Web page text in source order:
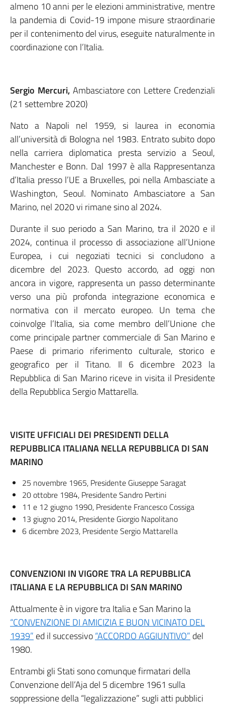
almeno 10 anni per le elezioni amministrative, mentre
la pandemia di Covid-19 impone misure straordinarie
per il contenimento del virus, eseguite naturalmente in
coordinazione con l’Italia.
Sergio Mercuri, Ambasciatore con Lettere Credenziali
(21 settembre 2020)
Nato a Napoli nel 1959, si laurea in economia
all’università di Bologna nel 1983. Entrato subito dopo
nella carriera diplomatica presta servizio a Seoul,
Manchester e Bonn. Dal 1997 è alla Rappresentanza
d’Italia presso l’UE a Bruxelles, poi nella Ambasciate a
Washington, Seoul. Nominato Ambasciatore a San
Marino, nel 2020 vi rimane sino al 2024.
Durante il suo periodo a San Marino, tra il 2020 e il
2024, continua il processo di associazione all’Unione
Europea, i cui negoziati tecnici si concludono a
dicembre del 2023. Questo accordo, ad oggi non
ancora in vigore, rappresenta un passo determinante
verso una più profonda integrazione economica e
normativa con il mercato europeo. Un tema che
coinvolge l’Italia, sia come membro dell’Unione che
come principale partner commerciale di San Marino e
Paese di primario riferimento culturale, storico e
geografico per il Titano. Il 6 dicembre 2023 la
Repubblica di San Marino riceve in visita il Presidente
della Repubblica Sergio Mattarella.
VISITE UFFICIALI DEI PRESIDENTI DELLA
REPUBBLICA ITALIANA NELLA REPUBBLICA DI SAN
MARINO
25 novembre 1965, Presidente Giuseppe Saragat
20 ottobre 1984, Presidente Sandro Pertini
11 e 12 giugno 1990, Presidente Francesco Cossiga
13 giugno 2014, Presidente Giorgio Napolitano
6 dicembre 2023, Presidente Sergio Mattarella
CONVENZIONI IN VIGORE TRA LA REPUBBLICA
ITALIANA E LA REPUBBLICA DI SAN MARINO
Attualmente è in vigore tra Italia e San Marino la
“CONVENZIONE DI AMICIZIA E BUON VICINATO DEL
1939” ed il successivo“ACCORDO AGGIUNTIVO” del
1980.
Entrambi gli Stati sono comunque firmatari della
Convenzione dell’Aja del 5 dicembre 1961 sulla
soppressione della “legalizzazione” sugli atti pubblici